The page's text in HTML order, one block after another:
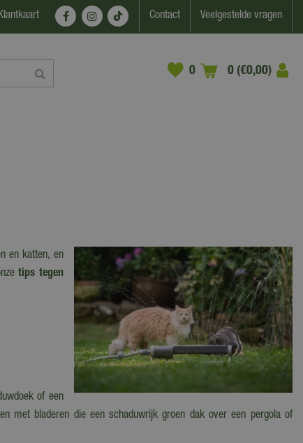
Contact Veelgestelde vragen
0 (€0,00)
en katten, en
tips tegen
of een
met bladeren die een schaduwrijk groen dak over een pergola of